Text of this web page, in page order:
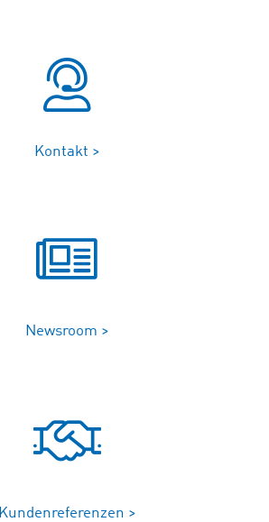
Kontakt >
Newsroom >
Kundenreferenzen >